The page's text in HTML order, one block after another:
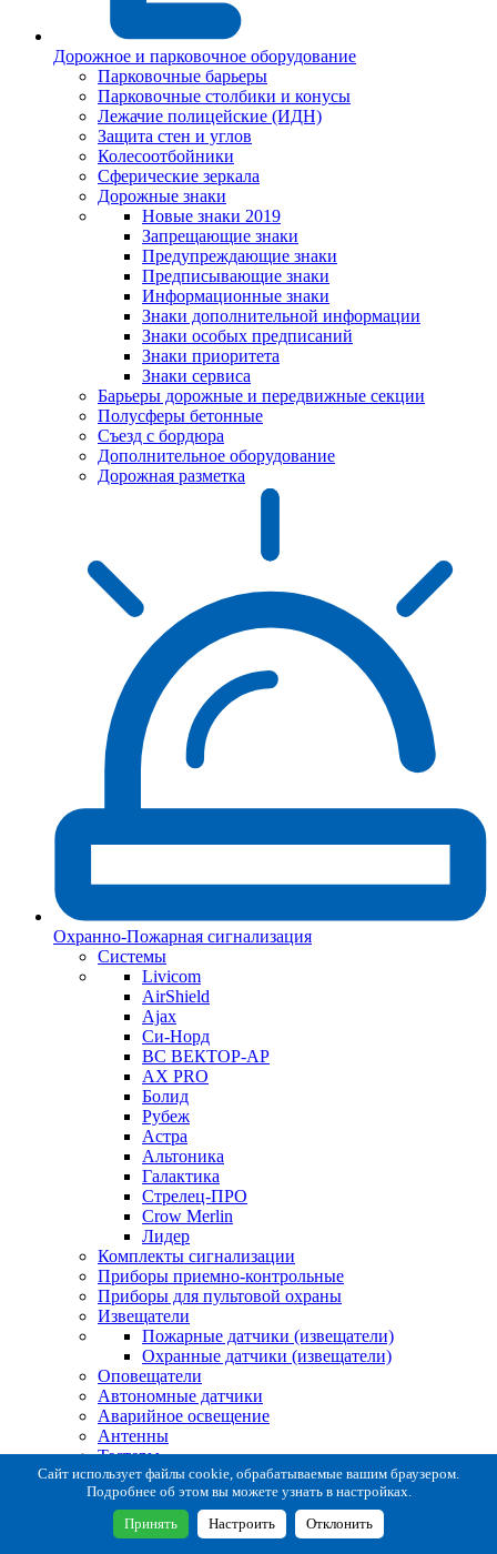
Дорожное и парковочное оборудование
Парковочные барьеры
Парковочные столбики и конусы
Лежачие полицейские (ИДН)
Защита стен и углов
Колесоотбойники
Сферические зеркала
Дорожные знаки
Новые знаки 2019
Запрещающие знаки
Предупреждающие знаки
Предписывающие знаки
Информационные знаки
Знаки дополнительной информации
Знаки особых предписаний
Знаки приоритета
Знаки сервиса
Барьеры дорожные и передвижные секции
Полусферы бетонные
Съезд с бордюра
Дополнительное оборудование
Дорожная разметка
Охранно-Пожарная сигнализация
Системы
Livicom
AirShield
Ajax
Си-Норд
ВС ВЕКТОР-АР
AX PRO
Болид
Рубеж
Астра
Альтоника
Галактика
Стрелец-ПРО
Crow Merlin
Лидер
Комплекты сигнализации
Приборы приемно-контрольные
Приборы для пультовой охраны
Извещатели
Пожарные датчики (извещатели)
Охранные датчики (извещатели)
Оповещатели
Автономные датчики
Аварийное освещение
Антенны
Тестеры
Система сбора извещений
Расходные и монтажные материалы
Коробки коммутационные
Кронштейны для извещателей
Сайт использует файлы cookie, обрабатываемые вашим браузером.
Подробнее об этом вы можете узнать в настройках.
Принять Настроить Отклонить